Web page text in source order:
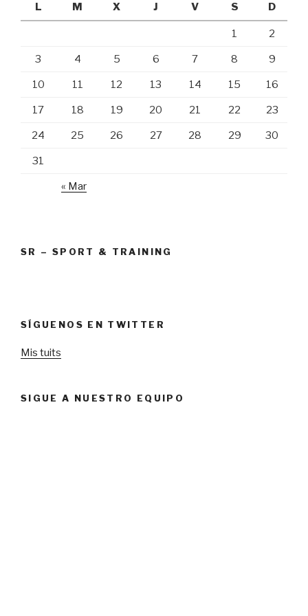
L M X J V S D
1 2
3 4 5 6 7 8 9
10 11 12 13 14 15 16
17 18 19 20 21 22 23
24 25 26 27 28 29 30
31
« Mar
SR – SPORT & TRAINING
SÍGUENOS EN TWITTER
Mis tuits
SIGUE A NUESTRO EQUIPO